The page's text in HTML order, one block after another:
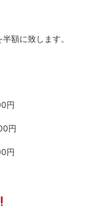
額に致します。
円
円
円